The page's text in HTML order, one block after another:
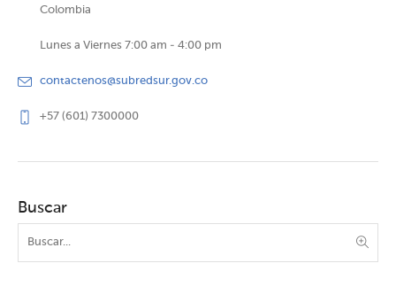
Colombia
Lunes a Viernes 7:00 am - 4:00 pm
contactenos@subredsur.gov.co
+57 (601) 7300000
Buscar